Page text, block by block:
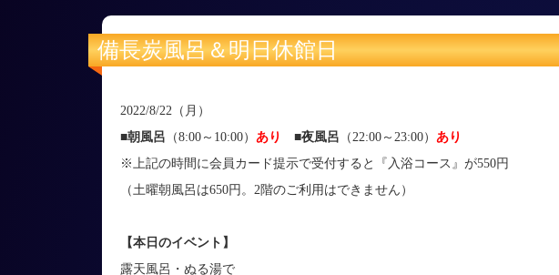
備長炭風呂＆明日休館日
2022/8/22（月）
■朝風呂 （8:00～10:00） あり ■夜風呂 （22:00～23:00） あり
※上記の時間に会員カード提示で受付すると『入浴コース』が550円
（土曜朝風呂は650円。2階のご利用はできません）
【本日のイベント】
露天風呂・ぬる湯で